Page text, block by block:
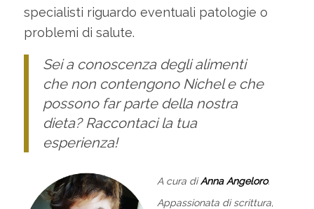
specialisti riguardo eventuali patologie o
problemi di salute.
Sei a conoscenza degli alimenti
che non contengono Nichel e che
possono far parte della nostra
dieta? Raccontaci la tua
esperienza!
A cura diAnna Angeloro.
Appassionata di scrittura,